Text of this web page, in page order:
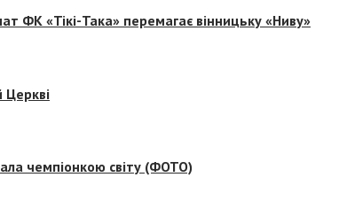
ФК «Тікі-Така» перемагає вінницьку «Ниву»
Церкві
чемпіонкою світу (ФОТО)